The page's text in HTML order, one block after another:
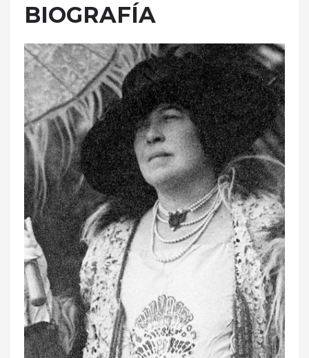
BIOGRAFÍA